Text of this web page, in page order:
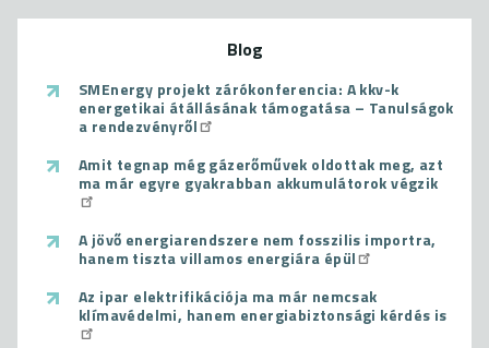
Blog
SMEnergy projekt zárókonferencia: A kkv-k
energetikai átállásának támogatása – Tanulságok
a rendezvényről
Amit tegnap még gázerőművek oldottak meg, azt
ma már egyre gyakrabban akkumulátorok végzik
A jövő energiarendszere nem fosszilis importra,
hanem tiszta villamos energiára épül
Az ipar elektrifikációja ma már nemcsak
klímavédelmi, hanem energiabiztonsági kérdés is